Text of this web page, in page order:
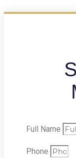
Full Name
Phone